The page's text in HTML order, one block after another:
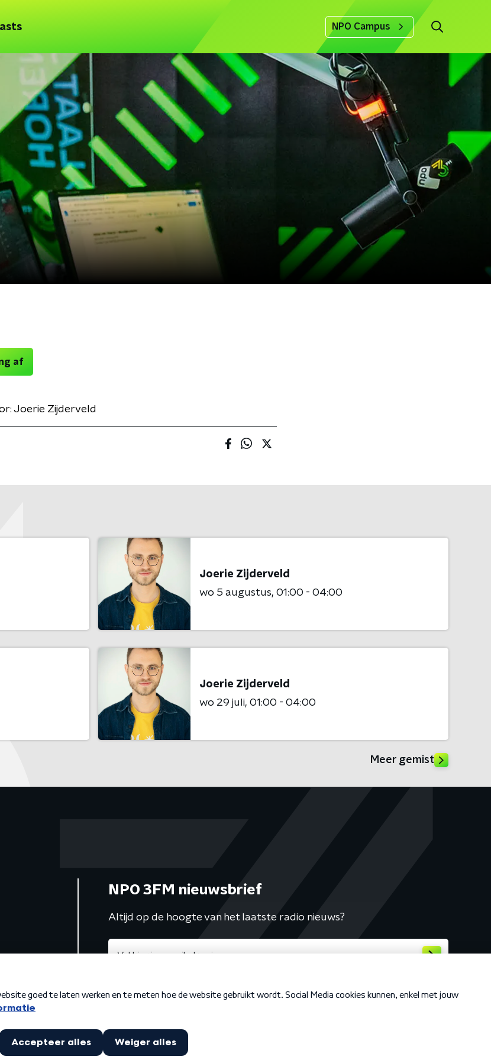
NPO Campus
af
Joerie Zijderveld
Joerie Zijderveld
wo 5 augustus 01:00 - 04:00
Joerie Zijderveld
wo 29 juli 01:00 - 04:00
Meer gemist
NPO 3FM nieuwsbrief
Altijd op de hoogte van het laatste radio nieuws?